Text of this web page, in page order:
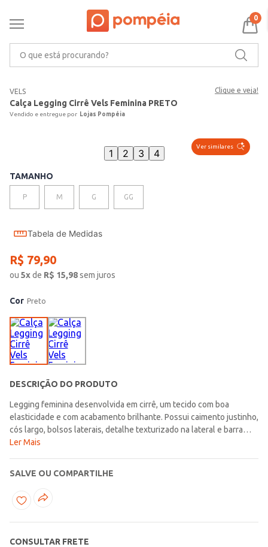
0
VELS Clique e veja!
Calça Legging Cirrê Vels Feminina PRETO
Lojas Pompéia
Ver similares
1 2 3 4
TAMANHO
P M G GG
Tabela de Medidas
R$ 79,90
ou 5xde R$ 15,98sem juros
Cor Preto
DESCRIÇÃO DO PRODUTO
Legging feminina desenvolvida em cirrê, um tecido com boa
elasticidade e com acabamento brilhante. Possui caimento justinho,
cós largo, bolsos laterais, detalhe texturizado na lateral e barra
com acabamento simples. Prática e estilosa, a legging que garante
elastano
Ler Mais
SALVE OU COMPARTILHE
CONSULTAR FRETE